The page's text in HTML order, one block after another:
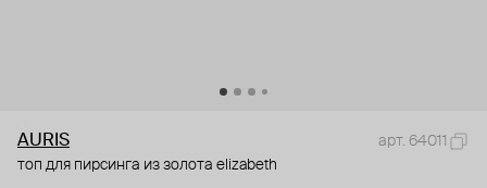
AURIS
арт. 64011
топ для пирсинга из золота elizabeth